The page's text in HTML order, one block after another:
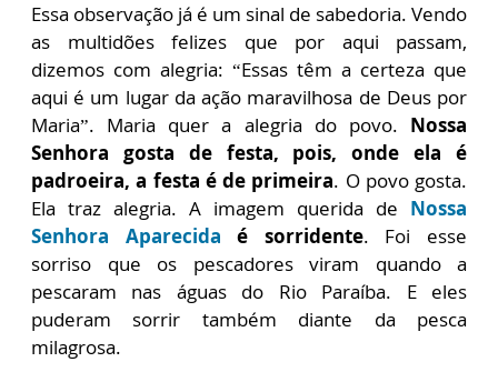
Essa observação já é um sinal de sabedoria. Vendo
as multidões felizes que por aqui passam,
dizemos com alegria: “Essas têm a certeza que
aqui é um lugar da ação maravilhosa de Deus por
Maria”. Maria quer a alegria do povo. Nossa
Senhora gosta de festa, pois, onde ela é
padroeira, a festa é de primeira. O povo gosta.
Ela traz alegria. A imagem querida de Nossa
Senhora Aparecida
é sorridente. Foi esse
sorriso que os pescadores viram quando a
pescaram nas águas do Rio Paraíba. E eles
puderam sorrir também diante da pesca
milagrosa.